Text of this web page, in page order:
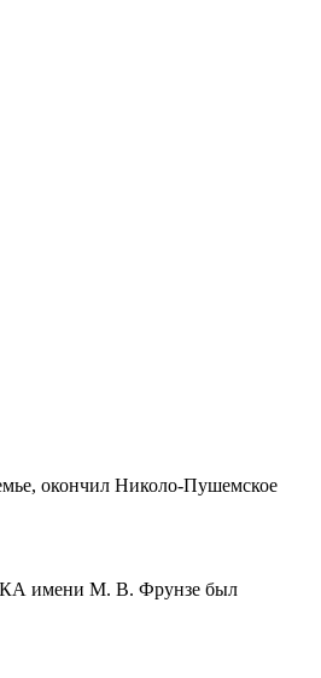
окончил Николо-Пушемское
имени М. В. Фрунзе был